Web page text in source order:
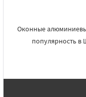
Оконные
популярность в
×